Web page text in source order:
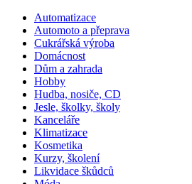
Automatizace
Automoto a přeprava
Cukrářská výroba
Domácnost
Dům a zahrada
Hobby
Hudba, nosiče, CD
Jesle, školky, školy
Kanceláře
Klimatizace
Kosmetika
Kurzy, školení
Likvidace škůdců